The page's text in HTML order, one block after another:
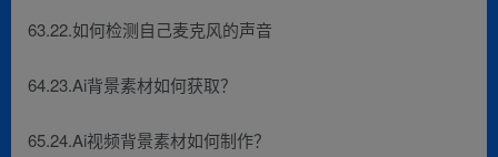
63.22.如何检测自己麦克风的声音
64.23.Ai背景素材如何获取？
65.24.Ai视频背景素材如何制作？